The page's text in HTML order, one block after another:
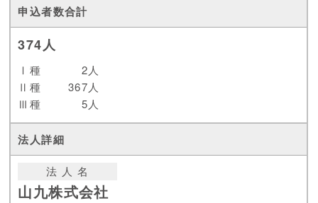
374人
Ⅰ種
2人
Ⅱ種
367人
Ⅲ種
5人
法 人 名
山九株式会社